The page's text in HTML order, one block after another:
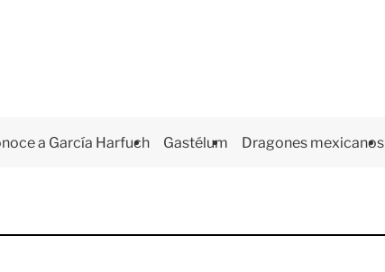
a García Harfuch Gastélum Dragones mexicanos